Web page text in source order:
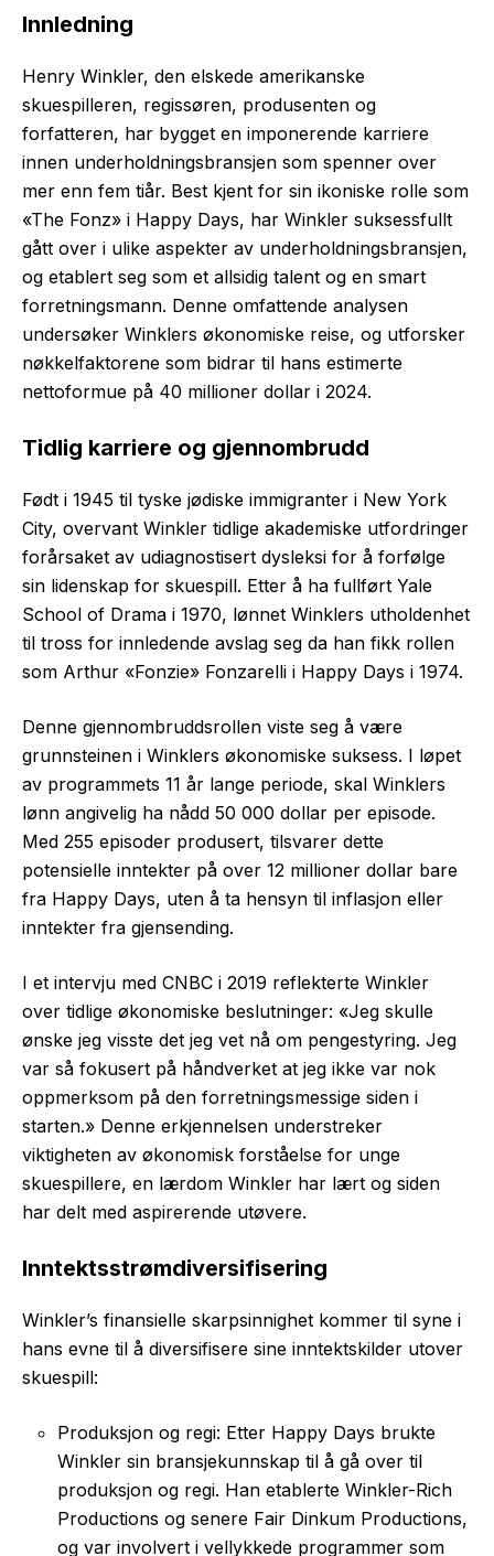
Innledning
Henry Winkler, den elskede amerikanske
skuespilleren, regissøren, produsenten og
forfatteren, har bygget en imponerende karriere
innen underholdningsbransjen som spenner over
mer enn fem tiår. Best kjent for sin ikoniske rolle som
«The Fonz» i Happy Days, har Winkler suksessfullt
gått over i ulike aspekter av underholdningsbransjen,
og etablert seg som et allsidig talent og en smart
forretningsmann. Denne omfattende analysen
undersøker Winklers økonomiske reise, og utforsker
nøkkelfaktorene som bidrar til hans estimerte
nettoformue på 40 millioner dollar i 2024.
Tidlig karriere og gjennombrudd
Født i 1945 til tyske jødiske immigranter i New York
City, overvant Winkler tidlige akademiske utfordringer
forårsaket av udiagnostisert dysleksi for å forfølge
sin lidenskap for skuespill. Etter å ha fullført Yale
School of Drama i 1970, lønnet Winklers utholdenhet
til tross for innledende avslag seg da han fikk rollen
som Arthur «Fonzie» Fonzarelli i Happy Days i 1974.
Denne gjennombruddsrollen viste seg å være
grunnsteinen i Winklers økonomiske suksess. I løpet
av programmets 11 år lange periode, skal Winklers
lønn angivelig ha nådd 50 000 dollar per episode.
Med 255 episoder produsert, tilsvarer dette
potensielle inntekter på over 12 millioner dollar bare
fra Happy Days, uten å ta hensyn til inflasjon eller
inntekter fra gjensending.
I et intervju med CNBC i 2019 reflekterte Winkler
over tidlige økonomiske beslutninger: «Jeg skulle
ønske jeg visste det jeg vet nå om pengestyring. Jeg
var så fokusert på håndverket at jeg ikke var nok
oppmerksom på den forretningsmessige siden i
starten.» Denne erkjennelsen understreker
viktigheten av økonomisk forståelse for unge
skuespillere, en lærdom Winkler har lært og siden
har delt med aspirerende utøvere.
Inntektsstrømdiversifisering
Winkler’s finansielle skarpsinnighet kommer til syne i
hans evne til å diversifisere sine inntektskilder utover
skuespill:
Produksjon og regi: Etter Happy Days brukte
Winkler sin bransjekunnskap til å gå over til
produksjon og regi. Han etablerte Winkler-Rich
Productions og senere Fair Dinkum Productions,
og var involvert i vellykkede programmer som